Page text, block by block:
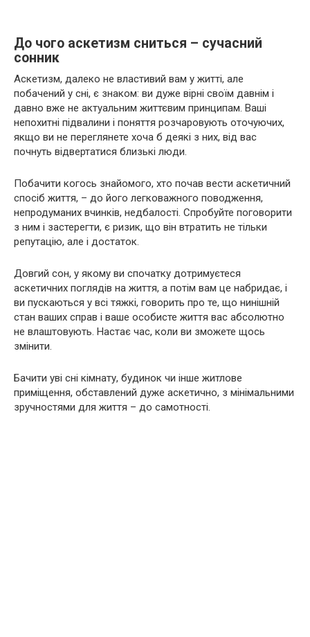
До чого аскетизм сниться – сучасний
сонник
Аскетизм, далеко не властивий вам у житті, але
побачений у сні, є знаком: ви дуже вірні своїм давнім і
давно вже не актуальним життєвим принципам. Ваші
непохитні підвалини і поняття розчаровують оточуючих,
якщо ви не переглянете хоча б деякі з них, від вас
почнуть відвертатися близькі люди.
Побачити когось знайомого, хто почав вести аскетичний
спосіб життя, – до його легковажного поводження,
непродуманих вчинків, недбалості. Спробуйте поговорити
з ним і застерегти, є ризик, що він втратить не тільки
репутацію, але і достаток.
Довгий сон, у якому ви спочатку дотримуєтеся
аскетичних поглядів на життя, а потім вам це набридає, і
ви пускаються у всі тяжкі, говорить про те, що нинішній
стан ваших справ і ваше особисте життя вас абсолютно
не влаштовують. Настає час, коли ви зможете щось
змінити.
Бачити уві сні кімнату, будинок чи інше житлове
приміщення, обставлений дуже аскетично, з мінімальними
зручностями для життя – до самотності.